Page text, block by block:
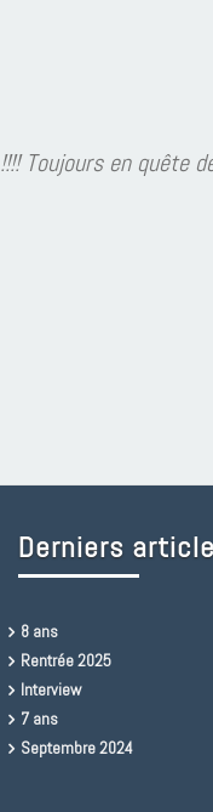
de solutions.
Derniers
8 ans
Rentrée 2025
Interview
7 ans
Septembre 2024